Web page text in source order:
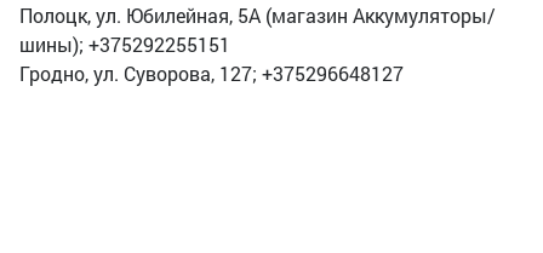
Полоцк, ул. Юбилейная, 5А (магазин Аккумуляторы/
шины); +375292255151
Гродно, ул. Суворова, 127; +375296648127